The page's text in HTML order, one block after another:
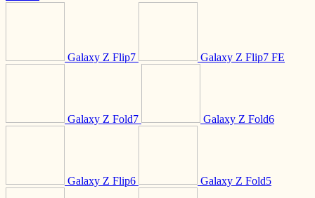
Galaxy Z Flip7 Galaxy Z Flip7 FE
Galaxy Z Fold7 Galaxy Z Fold6
Galaxy Z Flip6 Galaxy Z Fold5